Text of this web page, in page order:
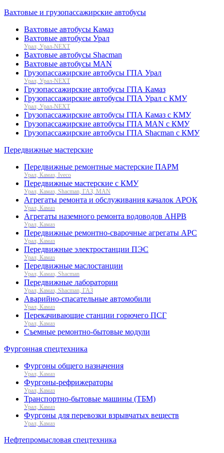
Вахтовые и грузопассажирские автобусы
Вахтовые автобусы Камаз
Вахтовые автобусы Урал
Урал, Урал-NEXT
Вахтовые автобусы Shacman
Вахтовые автобусы MAN
Грузопассажирские автобусы ГПА Урал
Урал, Урал-NEXT
Грузопассажирские автобусы ГПА Камаз
Грузопассажирские автобусы ГПА Урал с КМУ
Урал, Урал-NEXT
Грузопассажирские автобусы ГПА Камаз с КМУ
Грузопассажирские автобусы ГПА MAN с КМУ
Грузопассажирские автобусы ГПА Shacman с КМУ
Передвижные мастерские
Передвижные ремонтные мастерские ПАРМ
Урал, Камаз, Iveco
Передвижные мастерские с КМУ
Урал, Камаз, Shacman, ГАЗ, MAN
Агрегаты ремонта и обслуживания качалок АРОК
Урал, Камаз
Агрегаты наземного ремонта водоводов АНРВ
Урал, Камаз
Передвижные ремонтно-сварочные агрегаты АРС
Урал, Камаз
Передвижные электростанции ПЭС
Урал, Камаз
Передвижные маслостанции
Урал, Камаз, Shacman
Передвижные лаборатории
Урал, Камаз, Shacman, ГАЗ
Аварийно-спасательные автомобили
Урал, Камаз
Перекачивающие станции горючего ПСГ
Урал, Камаз
Съемные ремонтно-бытовые модули
Фургонная спецтехника
Фургоны общего назначения
Урал, Камаз
Фургоны-рефрижераторы
Урал, Камаз
Транспортно-бытовые машины (ТБМ)
Урал, Камаз
Фургоны для перевозки взрывчатых веществ
Урал, Камаз
Нефтепромысловая спецтехника